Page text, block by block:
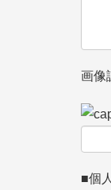
画像
■個